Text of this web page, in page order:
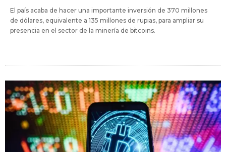
El país acaba de hacer una importante inversión de 370 millones
de dólares, equivalente a 135 millones de rupias, para ampliar su
presencia en el sector de la minería de bitcoins.